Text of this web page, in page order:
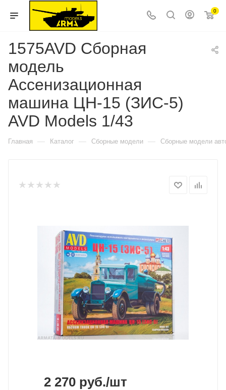
0
1575AVD Сборная
модель
Ассенизационная
машина ЦН-15 (ЗИС-5)
AVD Models 1/43
Главная — Каталог — Сборные модели — Сборные модели
2 270 руб./шт